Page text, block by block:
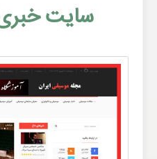
سایت خبری